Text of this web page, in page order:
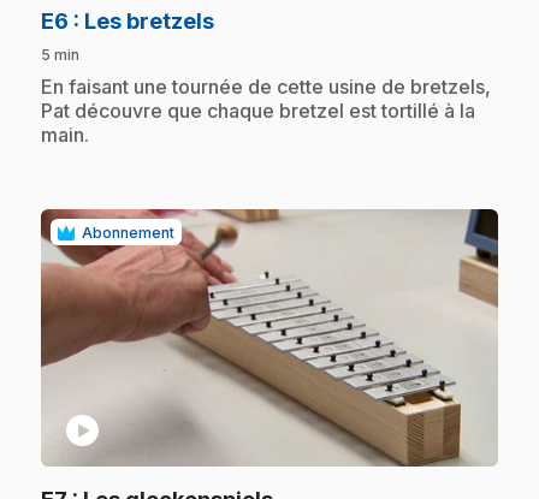
E6 : Les bretzels.
5 min
.En faisant une tournée de cette usine de bretzels,
Pat découvre que chaque bretzel est tortillé à la
main.
Abonnement
play_circle